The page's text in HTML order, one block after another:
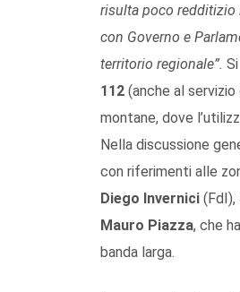
risulta poco redditizio
con Governo e
territorio regionale”.
112 (anche al
montane, dove
Nella discussione
con riferimenti alle
Diego Invernici (FdI),
Mauro Piazza, che
banda larga.